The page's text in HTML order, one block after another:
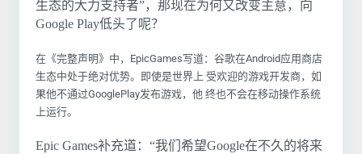
生态的大力支持者”，那现在为何又改变主意，向
Google Play低头了呢？
在《完整声明》中，EpicGames写道：谷歌在Android应用商店
生态中处于绝对优势。即使是世界上 受欢迎的游戏开发商，如
果他不通过GooglePlay发布游戏，他 终也不会在移动操作系统
上运行。
Epic Games补充道：“我们希望Google在不久的将来